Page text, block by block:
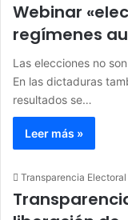
Webinar
regímenes
Las elecciones no
En las dictaduras
resultados se…
Leer más »
Transparencia Electoral